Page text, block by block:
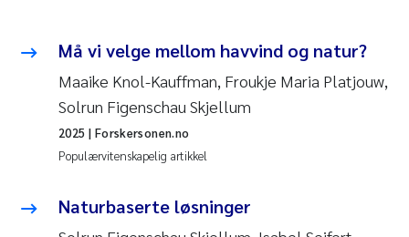
Må vi velge mellom havvind og natur?
Maaike Knol-Kauffman, Froukje Maria Platjouw,
Solrun Figenschau Skjellum
Populærvitenskapelig artikkel
2025 | Forskersonen.no
Naturbaserte løsninger